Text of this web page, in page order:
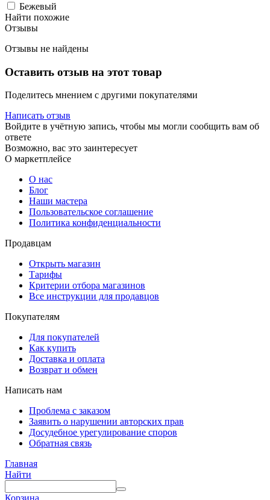
Бежевый
Найти похожие
Отзывы
Отзывы не найдены
Оставить отзыв на этот товар
Поделитесь мнением с другими покупателями
Написать отзыв
Войдите в учётную запись, чтобы мы могли сообщить вам об
ответе
Возможно, вас это заинтересует
О маркетплейсе
О нас
Блог
Наши мастера
Пользовательское соглашение
Политика конфиденциальности
Продавцам
Открыть магазин
Тарифы
Критерии отбора магазинов
Все инструкции для продавцов
Покупателям
Для покупателей
Как купить
Доставка и оплата
Возврат и обмен
Написать нам
Проблема с заказом
Заявить о нарушении авторских прав
Досудебное урегулирование споров
Обратная связь
Главная
Найти